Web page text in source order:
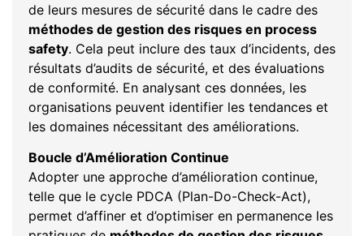
de leurs mesures de sécurité dans le cadre des
méthodes de gestion des risques en process
safety. Cela peut inclure des taux d’incidents, des
résultats d’audits de sécurité, et des évaluations
de conformité. En analysant ces données, les
organisations peuvent identifier les tendances et
les domaines nécessitant des améliorations.
Boucle d’Amélioration Continue
Adopter une approche d’amélioration continue,
telle que le cycle PDCA (Plan-Do-Check-Act),
permet d’affiner et d’optimiser en permanence les